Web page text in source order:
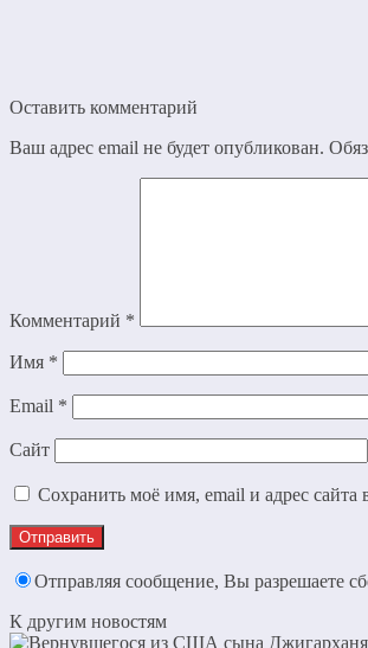
Оставить комментарий
Ваш адрес email не будет опубликован.
Комментарий *
Имя *
Email *
Сайт
Сохранить моё имя, email и адрес
Отправляя сообщение, Вы разрешаете
К другим новостям